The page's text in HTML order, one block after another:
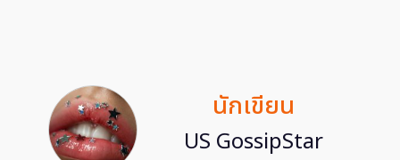
นักเขียน
US GossipStar